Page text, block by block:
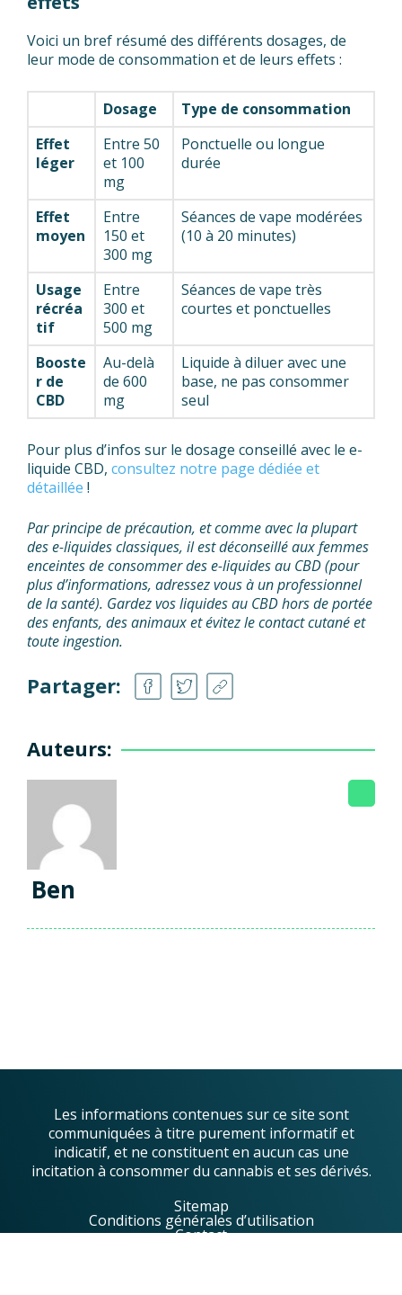
Voici un bref résumé des différents dosages, de
leur mode de consommation et de leurs effets :
Dosage
Type de consommation
Effet
léger
Entre 50
et 100
mg
Ponctuelle ou longue
durée
Effet
moyen
Entre
150 et
300 mg
Séances de vape modérées
(10 à 20 minutes)
Usage
récréa
tif
Entre
300 et
500 mg
Séances de vape très
courtes et ponctuelles
Booste
r de
CBD
Au-delà
de 600
mg
Liquide à diluer avec une
base, ne pas consommer
seul
Pour plus d’infos sur le dosage conseillé avec le e-
liquide CBD, consultez notre page dédiée et
détaillée !
Par principe de précaution, et comme avec la plupart
des e-liquides classiques, il est déconseillé aux femmes
enceintes de consommer des e-liquides au CBD (pour
plus d’informations, adressez vous à un professionnel
de la santé). Gardez vos liquides au CBD hors de portée
des enfants, des animaux et évitez le contact cutané et
toute ingestion.
Partager:
Auteurs:
Ben
Les informations contenues sur ce site sont
communiquées à titre purement informatif et
indicatif, et ne constituent en aucun cas une
incitation à consommer du cannabis et ses dérivés.
Sitemap
Conditions générales d’utilisation
Contact